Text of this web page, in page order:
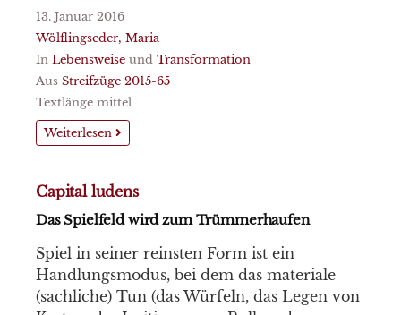
13. Januar 2016
Wölflingseder, Maria
In Lebensweise und Transformation
Aus Streifzüge 2015-65
Textlänge mittel
Weiterlesen
Capital ludens
Das Spielfeld wird zum Trümmerhaufen
Spiel in seiner reinsten Form ist ein
Handlungsmodus, bei dem das materiale
(sachliche) Tun (das Würfeln, das Legen von